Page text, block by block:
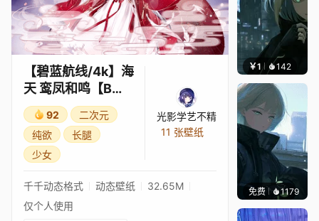
【碧蓝航线/4k】海
天 鸾凤和鸣【B
站：光影学艺不
精】
92
二次元
纯欲
长腿
少女
光影学艺不精
11 张壁纸
千千动态格式 动态壁纸
32.65M
仅个人使用
￥1 142
免费 1179辰东